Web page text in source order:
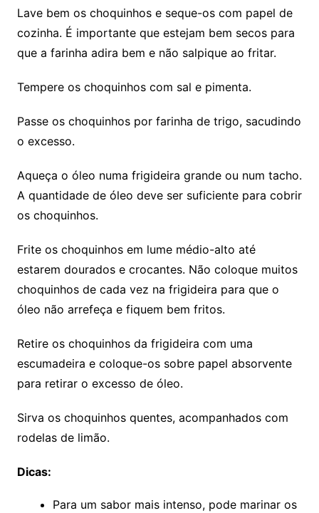
Lave bem os choquinhos e seque-os com papel de
cozinha. É importante que estejam bem secos para
que a farinha adira bem e não salpique ao fritar.
Tempere os choquinhos com sal e pimenta.
Passe os choquinhos por farinha de trigo, sacudindo
o excesso.
Aqueça o óleo numa frigideira grande ou num tacho.
A quantidade de óleo deve ser suficiente para cobrir
os choquinhos.
Frite os choquinhos em lume médio-alto até
estarem dourados e crocantes. Não coloque muitos
choquinhos de cada vez na frigideira para que o
óleo não arrefeça e fiquem bem fritos.
Retire os choquinhos da frigideira com uma
escumadeira e coloque-os sobre papel absorvente
para retirar o excesso de óleo.
Sirva os choquinhos quentes, acompanhados com
rodelas de limão.
Dicas:
Para um sabor mais intenso, pode marinar os